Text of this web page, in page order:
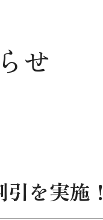
プせ
を実施！